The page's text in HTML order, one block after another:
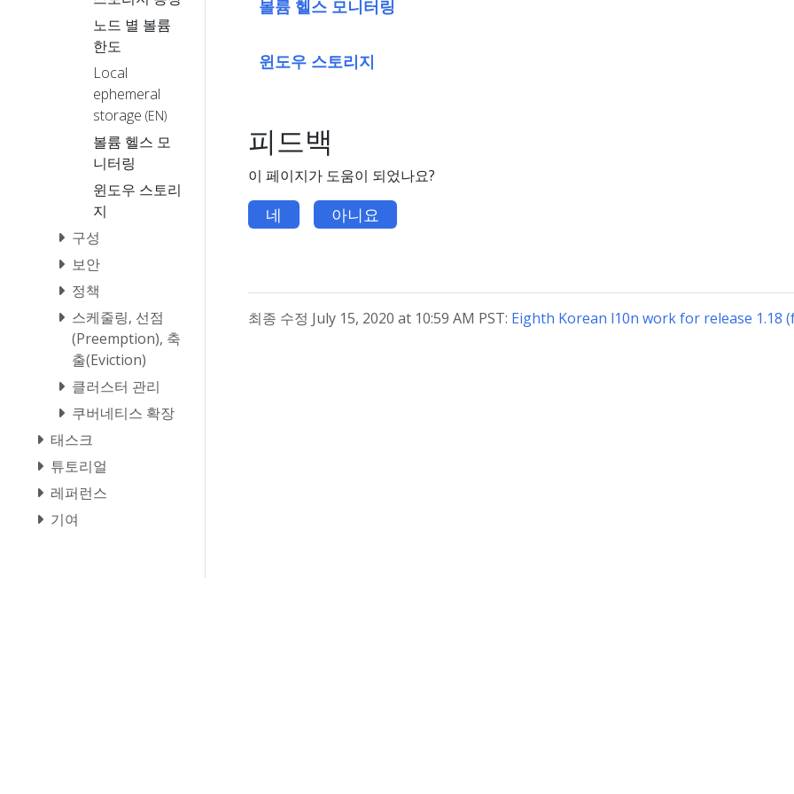
노드 별 볼륨
한도
Local
ephemeral
storage (EN)
볼륨 헬스 모
니터링
윈도우 스토리
지
구성
보안
정책
스케줄링, 선점
(Preemption), 축
출(Eviction)
클러스터 관리
쿠버네티스 확장
태스크
튜토리얼
레퍼런스
기여
볼륨 헬스 모니터링
윈도우 스토리지
피드백
이 페이지가 도움이 되었나요?
네 아니요
최종 수정 July 15, 2020 at 10:59 AM PST: Eighth Korean l10n work for release 1.18